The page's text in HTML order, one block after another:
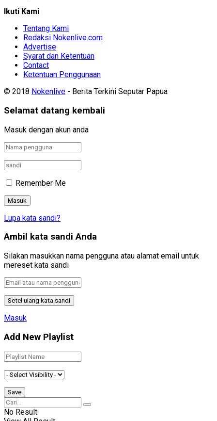
Ikuti Kami
Tentang Kami
Redaksi Nokenlive.com
Advertise
Syarat dan Ketentuan
Contact
Ketentuan Penggunaan
© 2018 Nokenlive - Berita Terkini Seputar Papua
Selamat datang kembali
Masuk dengan akun anda
Remember Me
Lupa kata sandi?
Ambil kata sandi Anda
Silakan masukkan nama pengguna atau alamat email untuk
mereset kata sandi
Masuk
Add New Playlist
No Result